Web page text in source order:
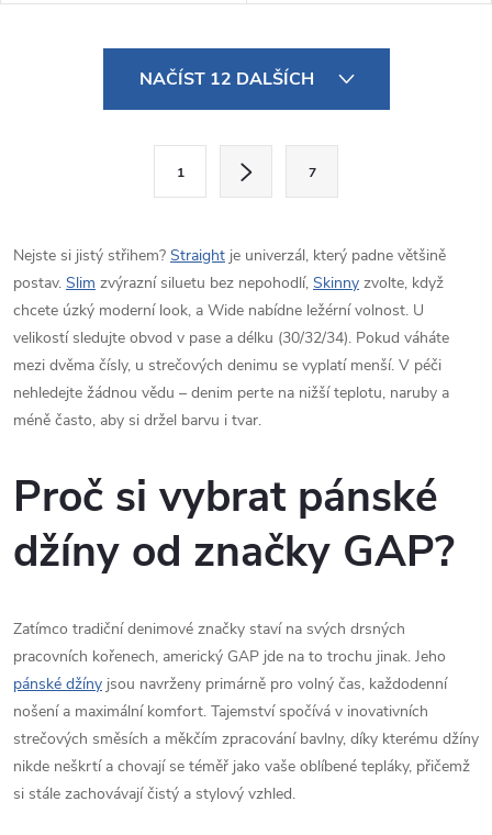
d
a
c
í
p
v
k
v
ý
p
i
NAČÍST 12 DALŠÍCH
á
n
k
o
v
á
n
1 7
Nejste si jistý střihem? Straight je univerzál, který padne většině
postav. Slim zvýrazní siluetu bez nepohodlí, Skinny zvolte, když
chcete úzký moderní look, a Wide nabídne ležérní volnost. U
velikostí sledujte obvod v pase a délku (30/32/34). Pokud váháte
mezi dvěma čísly, u strečových denimu se vyplatí menší. V péči
nehledejte žádnou vědu – denim perte na nižší teplotu, naruby a
méně často, aby si držel barvu i tvar.
Proč si vybrat pánské
džíny od značky GAP?
Zatímco tradiční denimové značky staví na svých drsných
pracovních kořenech, americký GAP jde na to trochu jinak. Jeho
pánské džíny jsou navrženy primárně pro volný čas, každodenní
nošení a maximální komfort. Tajemství spočívá v inovativních
strečových směsích a měkčím zpracování bavlny, díky kterému džíny
nikde neškrtí a chovají se téměř jako vaše oblíbené tepláky, přičemž
si stále zachovávají čistý a stylový vzhled.